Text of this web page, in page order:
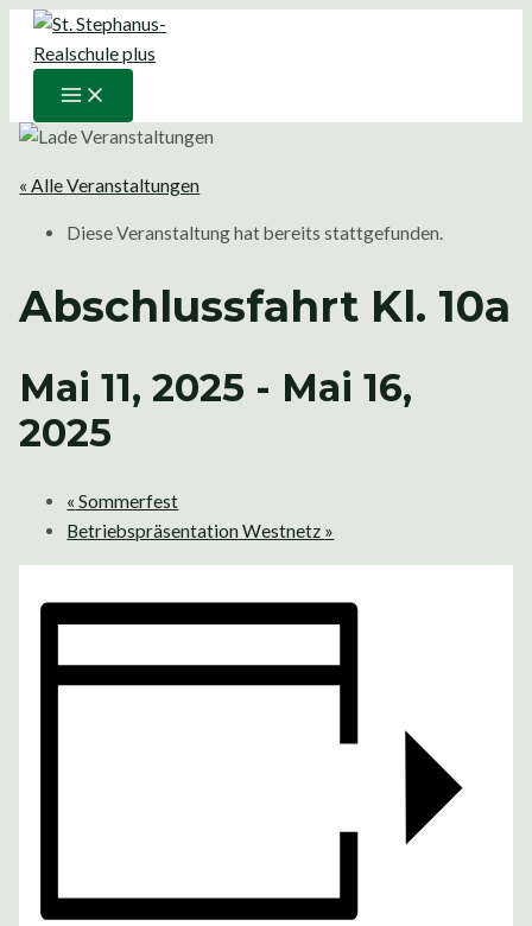
Zum
Inhalt
springen
Main
Menu
« Alle Veranstaltungen
Diese Veranstaltung hat bereits stattgefunden.
Abschlussfahrt Kl. 10a
Mai 11, 2025 - Mai 16,
2025
« Sommerfest
Betriebspräsentation Westnetz »